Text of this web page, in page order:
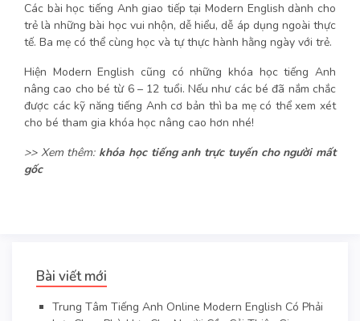
Các bài học tiếng Anh giao tiếp tại Modern English dành cho
trẻ là những bài học vui nhộn, dễ hiểu, dễ áp dụng ngoài thực
tế. Ba mẹ có thể cùng học và tự thực hành hằng ngày với trẻ.
Hiện Modern English cũng có những khóa học tiếng Anh
nâng cao cho bé từ 6 – 12 tuổi. Nếu như các bé đã nắm chắc
được các kỹ năng tiếng Anh cơ bản thì ba mẹ có thể xem xét
cho bé tham gia khóa học nâng cao hơn nhé!
>> Xem thêm: khóa học tiếng anh trực tuyến cho người mất
gốc
Bài viết mới
Trung Tâm Tiếng Anh Online Modern English Có Phải